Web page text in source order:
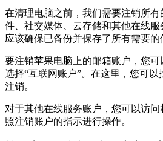
在清理电脑之前，我们需要注销所
件、社交媒体、云存储和其他在线
应该确保已备份并保存了所有需要的
要注销苹果电脑上的邮箱账户，您可
选择“互联网账户”。在这里，您可
注销。
对于其他在线服务账户，您可以访
照注销账户的指示进行操作。